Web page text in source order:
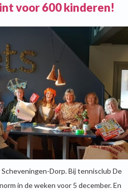
voor 600 kinderen!
Dorp. Bij tennisclub De
in de weken voor 5 december. En